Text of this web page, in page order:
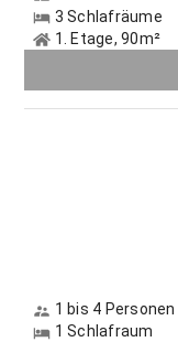
3 Schlafräume
1. Etage, 90m²
1 bis 4 Personen
1 Schlafraum